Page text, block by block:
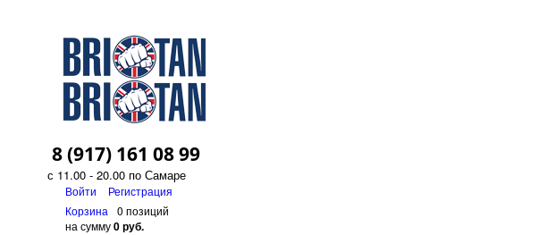
8 (917) 161 08 99
с 11.00 - 20.00 по Самаре
Войти
Регистрация
Корзина
0 позиций
на сумму0 руб.